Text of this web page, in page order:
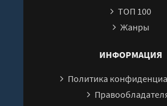
ТОП 100
Жанры
ИНФОРМАЦИЯ
Политика